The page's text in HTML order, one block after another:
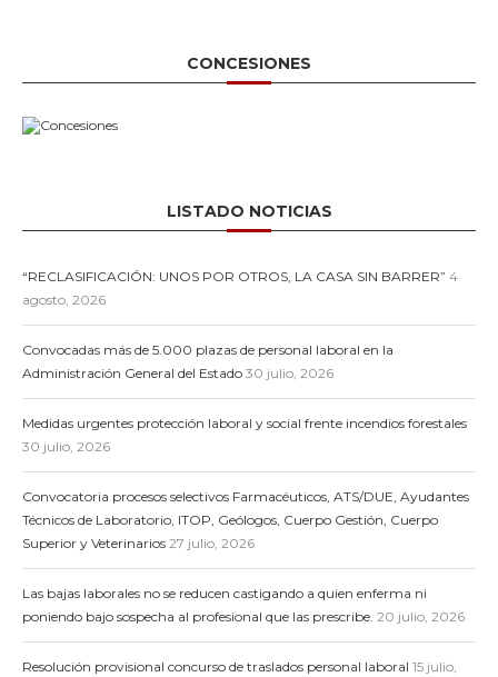
CONCESIONES
LISTADO NOTICIAS
“RECLASIFICACIÓN: UNOS POR OTROS, LA CASA SIN BARRER” 4
agosto, 2026
Convocadas más de 5.000 plazas de personal laboral en la
Administración General del Estado 30 julio, 2026
Medidas urgentes protección laboral y social frente incendios forestales
30 julio, 2026
Convocatoria procesos selectivos Farmacéuticos, ATS/DUE, Ayudantes
Técnicos de Laboratorio, ITOP, Geólogos, Cuerpo Gestión, Cuerpo
Superior y Veterinarios 27 julio, 2026
Las bajas laborales no se reducen castigando a quien enferma ni
poniendo bajo sospecha al profesional que las prescribe. 20 julio, 2026
Resolución provisional concurso de traslados personal laboral 15 julio,